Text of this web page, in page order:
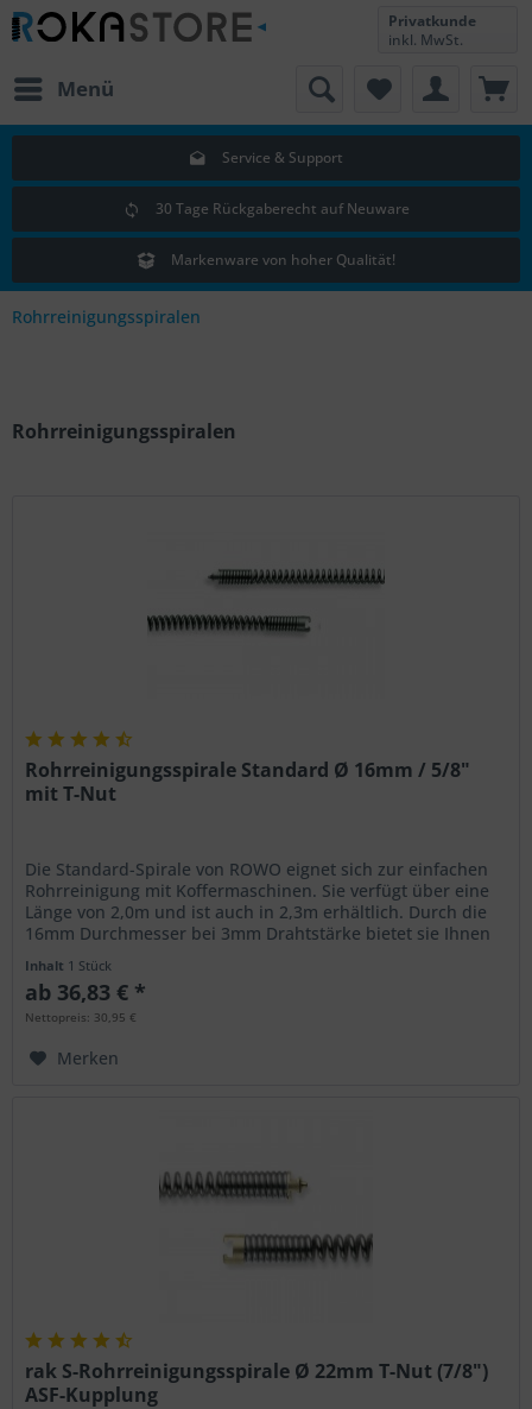
Menü
Privatkunde
inkl. MwSt.
Service & Support
30 Tage Rückgaberecht auf Neuware
Markenware von hoher Qualität!
Rohrreinigungsspiralen
Rohrreinigungsspiralen
Rohrreinigungsspirale Standard Ø 16mm / 5/8"
mit T-Nut
Die Standard-Spirale von ROWO eignet sich zur einfachen
Rohrreinigung mit Koffermaschinen. Sie verfügt über eine
Länge von 2,0m und ist auch in 2,3m erhältlich. Durch die
16mm Durchmesser bei 3mm Drahtstärke bietet sie Ihnen
Inhalt 1 Stück
ab 36,83 € *
Nettopreis: 30,95 €
Merken
rak S-Rohrreinigungsspirale Ø 22mm T-Nut (7/8")
ASF-Kupplung